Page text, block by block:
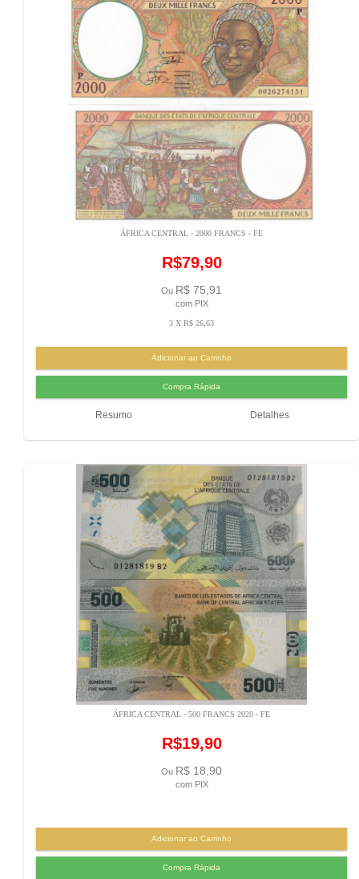
ÁFRICA CENTRAL - 2000 FRANCS - FE
R$79,90
Ou R$ 75,91
com PIX
3 X R$ 26,63
Resumo Detalhes
ÁFRICA CENTRAL - 500 FRANCS 2020 - FE
R$19,90
Ou R$ 18,90
com PIX